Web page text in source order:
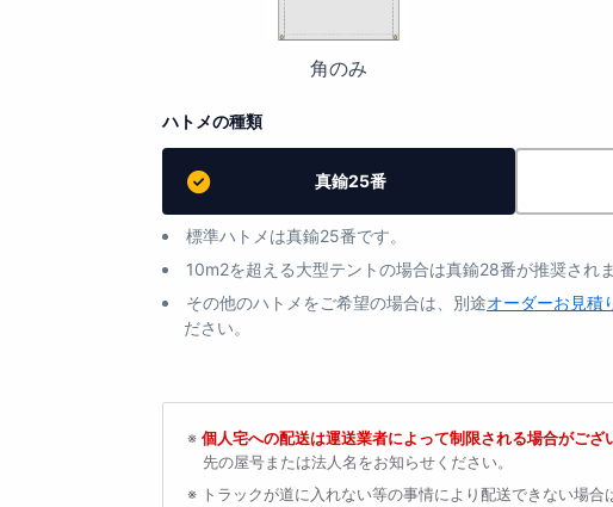
角のみ
ハトメの種類
真鍮25番
標準ハトメは真鍮25番です。
10m2を超える大型テントの場合は真鍮28番が推奨されま
その他のハトメをご希望の場合は、別途オーダーお見積
ださい。
個人宅への配送は運送業者によって制限される場合がござ
先の屋号または法人名をお知らせください。
トラックが道に入れない等の事情により配送できない場